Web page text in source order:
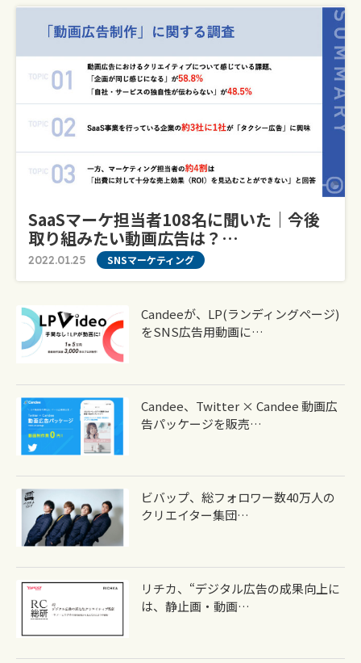
SaaSマーケ担当者108名に聞いた｜今後
取り組みたい動画広告は？…
2022.01.25 SNSマーケティング
Candeeが、LP(ランディングページ)
をSNS広告用動画に…
Candee、Twitter × Candee 動画広
告パッケージを販売…
ビバップ、総フォロワー数40万人の
クリエイター集団…
リチカ、“デジタル広告の成果向上に
は、静止画・動画…